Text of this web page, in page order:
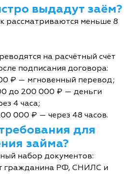
выдадут заём?
рассматриваются меньше 8
на расчётный счёт
подписания договора:
₽ — мгновенный перевод;
до 200 000 ₽ — деньги
4 часа;
000 ₽ — через 48 часов.
для
займа?
набор документов:
гражданина РФ, СНИЛС и